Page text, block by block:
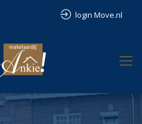
login Move.nl